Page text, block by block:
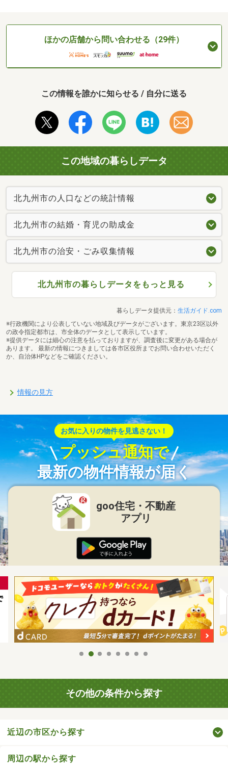
ほかの店舗から問い合わせる（29件）
この情報を誰かに知らせる / 自分に送る
この地域の暮らしデータ
北九州市の人口などの統計情報
北九州市の結婚・育児の助成金
北九州市の治安・ごみ収集情報
北九州市の暮らしデータをもっと見る
暮らしデータ提供元： 生活ガイド.com
※行政機関により公表していない地域及びデータがございます。東京23区以外
の政令指定都市は、市全体のデータとして表示しています。
※提供データには細心の注意を払っておりますが、調査後に変更がある場合が
あります。 最新の情報につきましては各市区役所までお問い合わせいただく
か、自治体HPなどをご確認ください。
情報の見方
お気に入りの物件を見逃さない！
プッシュ通知で
最新の物件情報が届く
goo住宅・不動産
アプリ
その他の条件から探す
近辺の市区から探す
周辺の駅から探す